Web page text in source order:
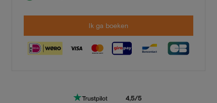
Ik ga boeken